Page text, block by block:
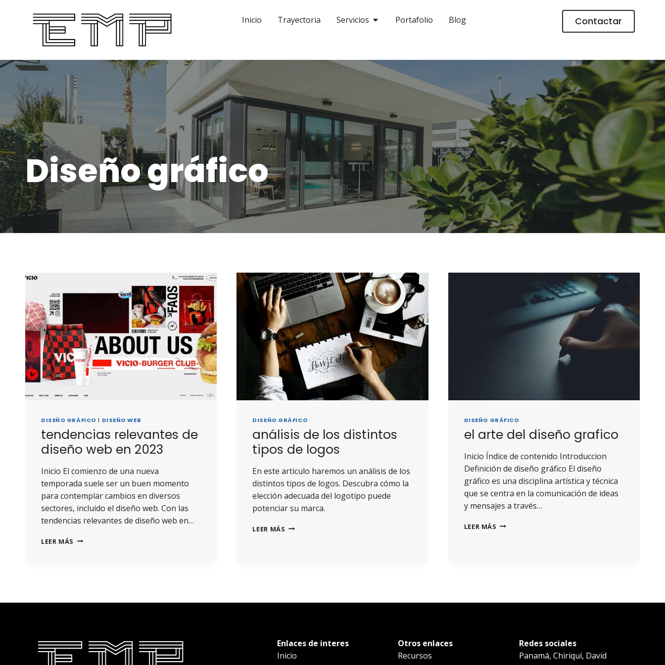
Inicio Trayectoria Servicios Portafolio Blog Contactar
Diseño gráfico
DISEÑO GRÁFICO | DISEÑO WEB
tendencias relevantes de
diseño web en 2023
Inicio El comienzo de una nueva
temporada suele ser un buen momento
para contemplar cambios en diversos
sectores, incluido el diseño web. Con las
tendencias relevantes de diseño web en…
LEER MÁS
DISEÑO GRÁFICO
análisis de los distintos
tipos de logos
En este articulo haremos un análisis de los
distintos tipos de logos. Descubra cómo la
elección adecuada del logotipo puede
potenciar su marca.
LEER MÁS
DISEÑO GRÁFICO
el arte del diseño grafico
Inicio Índice de contenido Introduccion
Definición de diseño gráfico El diseño
gráfico es una disciplina artística y técnica
que se centra en la comunicación de ideas
y mensajes a través…
LEER MÁS
Enlaces de interes
Inicio
Otros enlaces
Recursos
Redes sociales
Panamá, Chiriquí, David